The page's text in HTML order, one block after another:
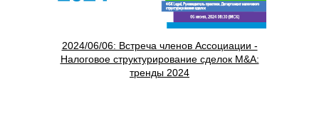
2024/06/06: Встреча членов Ассоциации -
Налоговое структурирование сделок M&A:
тренды 2024